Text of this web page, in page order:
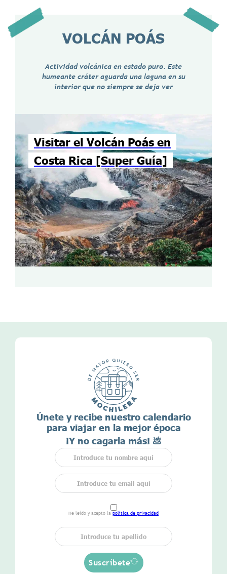
VOLCÁN POÁS
Actividad volcánica en estado puro. Este
humeante cráter aguarda una laguna en su
interior que no siempre se deja ver
Visitar el Volcán Poás en
Costa Rica [Super Guía]
Únete y recibe nuestro calendario
para viajar en la mejor época
¡Y no cagarla más! 💩
He leído y acepto la política de privacidad
Suscríbete